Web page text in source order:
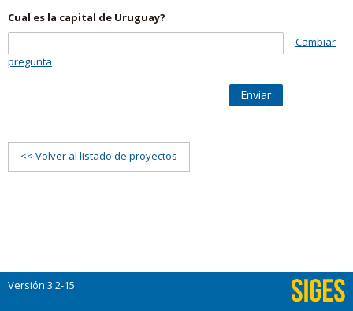
Cual es la capital de Uruguay?
Cambiar
pregunta
Enviar
<< Volver al listado de proyectos
Versión:3.2-15